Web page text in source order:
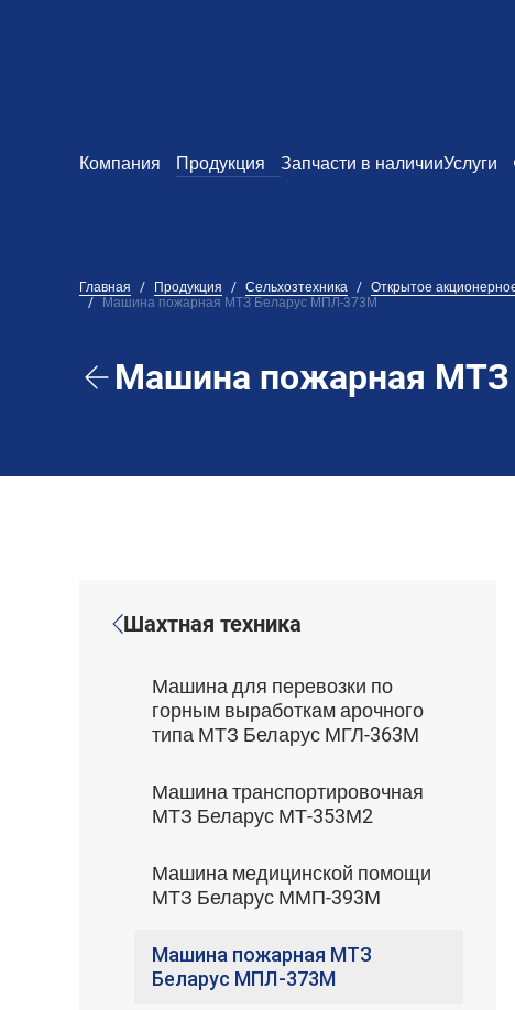
Компания Продукция Запчасти в наличииУслуги
Главная Продукция Сельхозтехника Открытое
Машина пожарная МТЗ Беларус МПЛ-373М
Машина пожарная
Шахтная техника
Машина для перевозки по
горным выработкам арочного
типа МТЗ Беларус МГЛ-363М
Машина транспортировочная
МТЗ Беларус МТ-353М2
Машина медицинской помощи
МТЗ Беларус ММП-393М
Машина пожарная МТЗ
Беларус МПЛ-373М